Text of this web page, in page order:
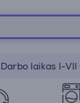
Darbo laikas I-